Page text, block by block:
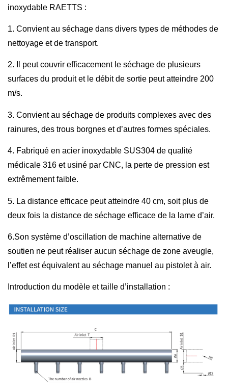
inoxydable RAETTS :
1. Convient au séchage dans divers types de méthodes de
nettoyage et de transport.
2. Il peut couvrir efficacement le séchage de plusieurs
surfaces du produit et le débit de sortie peut atteindre 200
m/s.
3. Convient au séchage de produits complexes avec des
rainures, des trous borgnes et d’autres formes spéciales.
4. Fabriqué en acier inoxydable SUS304 de qualité
médicale 316 et usiné par CNC, la perte de pression est
extrêmement faible.
5. La distance efficace peut atteindre 40 cm, soit plus de
deux fois la distance de séchage efficace de la lame d’air.
6.Son système d’oscillation de machine alternative de
soutien ne peut réaliser aucun séchage de zone aveugle,
l’effet est équivalent au séchage manuel au pistolet à air.
Introduction du modèle et taille d’installation :